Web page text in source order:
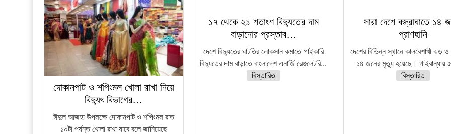
দোকানপাট ও শপিংমল খোলা রাখা নিয়ে
বিদ্যুৎ বিভাগের…
ঈদুল আজহা উপলক্ষে দোকানপাট ও শপিংমল রাত
১০টা পর্যন্ত খোলা রাখা যাবে বলে জানিয়েছে
১৭ থেকে ২১ শতাংশ বিদ্যুতের দাম
বাড়ানোর প্রস্তাব…
দেশে বিদ্যুতের ঘাটতির লোকসান কমাতে পাইকারি
বিদ্যুতের দাম বাড়াতে বাংলাদেশ এনার্জি রেগুলেটরি...
বিস্তারিত
সারা দেশে বজ্রাঘাতে ১৪
প্রাণহানি
দেশের বিভিন্ন স্থানে কালবৈশাখী ঝড় ও
১৪ জনের মৃত্যু হয়েছে। গাইবান্ধায়
বিস্তারিত